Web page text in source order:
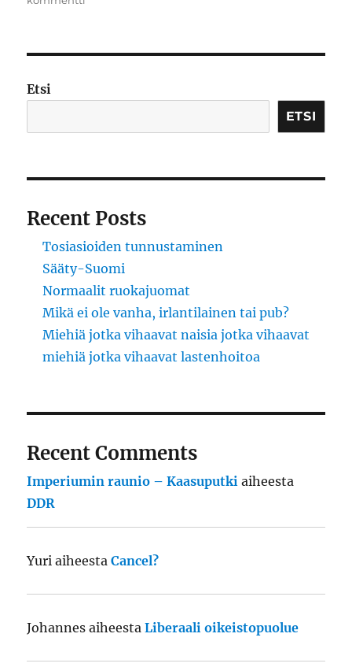
arvoitus
Etsi
ETSI
Recent Posts
Tosiasioiden tunnustaminen
Sääty-Suomi
Normaalit ruokajuomat
Mikä ei ole vanha, irlantilainen tai pub?
Miehiä jotka vihaavat naisia jotka vihaavat
miehiä jotka vihaavat lastenhoitoa
Recent Comments
Imperiumin raunio – Kaasuputki aiheesta
DDR
Yuri aiheestaCancel?
Johannes aiheestaLiberaali oikeistopuolue